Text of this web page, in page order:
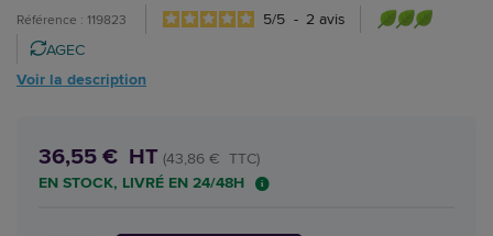
Référence : 119823 5/5 - 2 avis
AGEC
Voir la description
36,55 € HT (43,86 € TTC)
EN STOCK, LIVRÉ EN 24/48H